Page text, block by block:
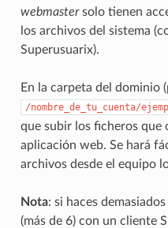
webmastersolo tienen
los archivos del sistema
Superusuarix).
En la carpeta del dominio
/nombre_de_tu_cuenta/
que subir los ficheros que
aplicación web. Se hará
archivos desde el equipo
Nota: si haces
(más de 6) con un cliente